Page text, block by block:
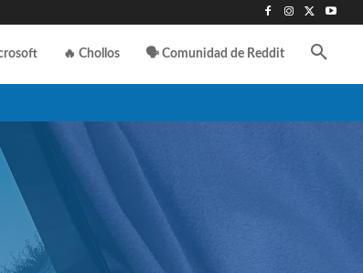
🔥 Chollos 🗣️ Comunidad de Reddit